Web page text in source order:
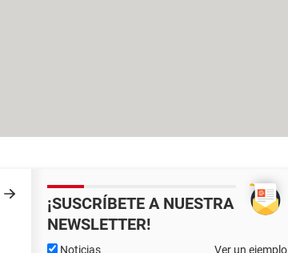
¡SUSCRÍBETE A NUESTRA
NEWSLETTER!
Noticias Ver un ejemplo